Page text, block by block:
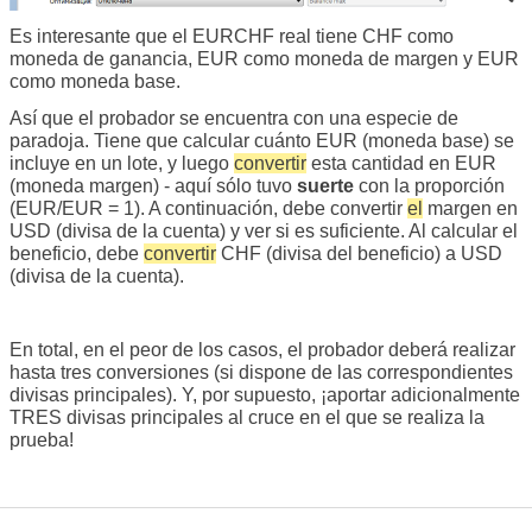
Es interesante que el EURCHF real tiene CHF como
moneda de ganancia, EUR como moneda de margen y EUR
como moneda base.
Así que el probador se encuentra con una especie de
paradoja. Tiene que calcular cuánto EUR (moneda base) se
incluye en un lote, y luego convertir esta cantidad en EUR
(moneda margen) - aquí sólo tuvo suerte con la proporción
(EUR/EUR = 1). A continuación, debe convertir el margen en
USD (divisa de la cuenta) y ver si es suficiente. Al calcular el
beneficio, debe convertir CHF (divisa del beneficio) a USD
(divisa de la cuenta).
En total, en el peor de los casos, el probador deberá realizar
hasta tres conversiones (si dispone de las correspondientes
divisas principales). Y, por supuesto, ¡aportar adicionalmente
TRES divisas principales al cruce en el que se realiza la
prueba!